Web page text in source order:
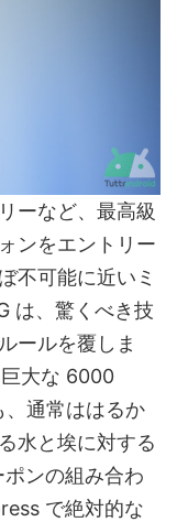
ーなど、最高級
ンをエントリー
不可能に近いミ
は、驚くべき技
ールを覆しま
大な 6000
通常ははるか
水と埃に対する
ンの組み合わ
で絶対的な